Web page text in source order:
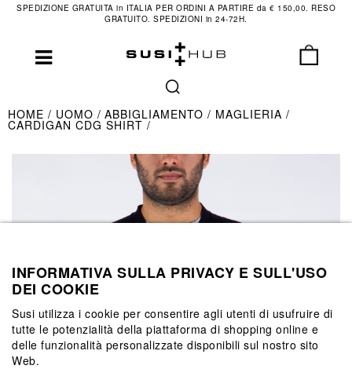
SPEDIZIONE GRATUITA in ITALIA PER ORDINI A PARTIRE da € 150,00. RESO
GRATUITO. SPEDIZIONI in 24-72H.
HOME UOMO ABBIGLIAMENTO MAGLIERIA
CARDIGAN CDG SHIRT
INFORMATIVA SULLA PRIVACY E SULL'USO
DEI COOKIE
Susi utilizza i cookie per consentire agli utenti di usufruire di
tutte le potenzialità della piattaforma di shopping online e
delle funzionalità personalizzate disponibili sul nostro sito
Web.